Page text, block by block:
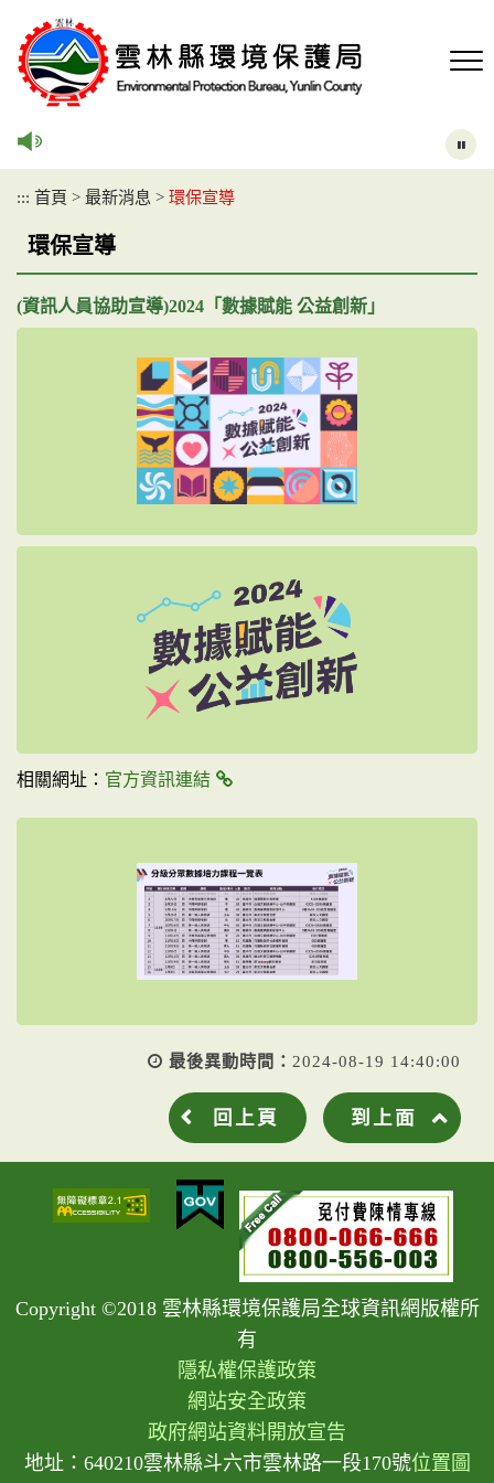
::: 首頁 > 最新消息 > 環保宣導
環保宣導
(資訊人員協助宣導)2024「數據賦能 公益創新」
相關網址： 官方資訊連結官
訊
連
結
連
最後異動時間： 2024-08-19 14:40:00
回上頁 到上面
Copyright ©2018 雲林縣環境保護局全球資訊網版權所
有
隱私權保護政策
網站安全政策
政府網站資料開放宣告
地址：640210雲林縣斗六市雲林路一段170號位置圖